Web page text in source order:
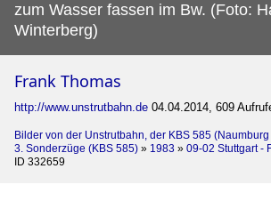
zum Wasser fassen im Bw. (Foto:
Winterberg)
Frank Thomas
http://www.unstrutbahn.de 04.04.2014, 609
Bilder von der Unstrutbahn, der KBS 585 (Naumburg
3. Sonderzüge (KBS 585) » 1983 » 09-02 Stuttgart -
ID 332659